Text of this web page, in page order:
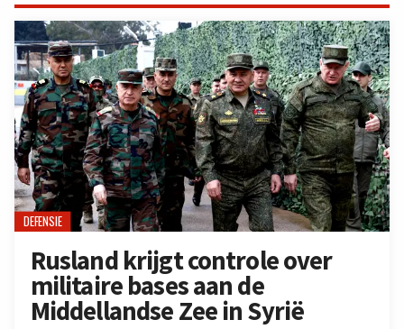
DEFENSIE
Rusland krijgt controle over
militaire bases aan de
Middellandse Zee in Syrië